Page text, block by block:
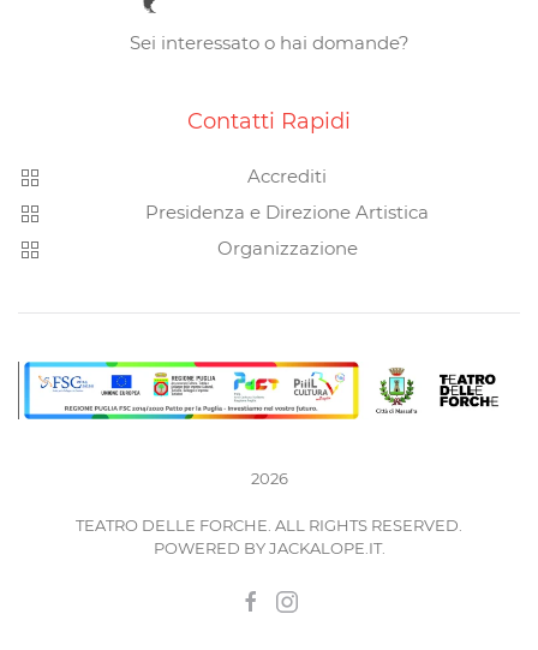
Sei interessato o hai domande?
Contatti Rapidi
Accrediti
Presidenza e Direzione Artistica
Organizzazione
2026
TEATRO DELLE FORCHE. ALL RIGHTS RESERVED.
POWERED BYJACKALOPE.IT.